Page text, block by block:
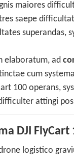
maiores
saepe
superandas,
elaboratum, ad
cum
100 operans,
attingi
DJI FlyCart
logistico